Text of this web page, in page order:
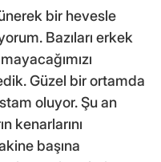
bir hevesle
Bazıları erkek
Güzel bir ortamda
oluyor. Şu an
kenarlarını
başına